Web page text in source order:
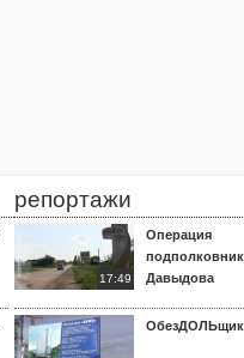
репортажи
17:49
Операция
Давыдова